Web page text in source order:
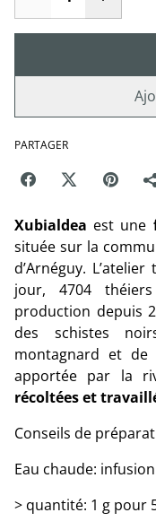
PARTAGER
Xubialdea est une
située sur la
d’Arnéguy.
jour, 4704
production depuis
des schistes
montagnard et de
apportée par la
récoltées et
Conseils de
Eau chaude:
> quantité: 1 g pour